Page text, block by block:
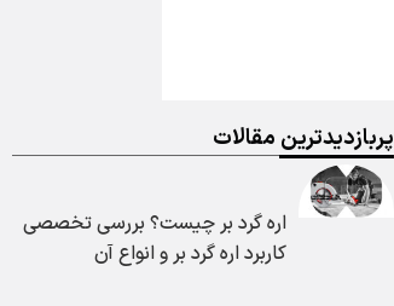
پربازدیدترین مقالات
اره گرد بر چیست؟ بررسی تخصصی
کاربرد اره گرد بر و انواع آن